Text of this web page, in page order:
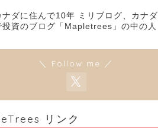
ナダに住んで10年 ミリブログ、カナダ
投資のブログ「Mapletrees」の中の人
＼ Follow me ／
リンク